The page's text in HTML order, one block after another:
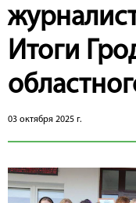
Итоги
03 октября 2025 г.